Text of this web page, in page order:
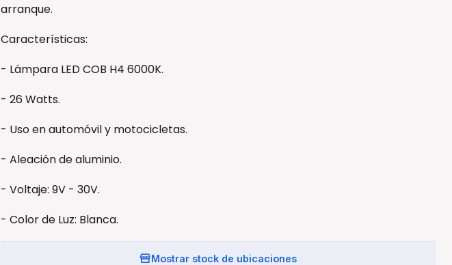
arranque.
Características:
- Lámpara LED COB H4 6000K.
- 26 Watts.
- Uso en automóvil y motocicletas.
- Aleación de aluminio.
- Voltaje: 9V - 30V.
- Color de Luz: Blanca.
Mostrar stock de ubicaciones